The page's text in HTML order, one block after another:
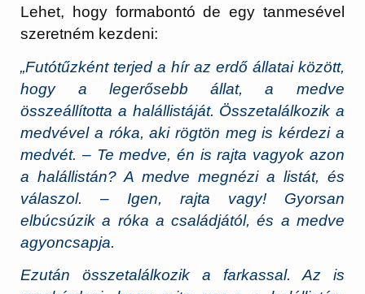
Lehet, hogy formabontó de egy tanmesével
szeretném kezdeni:
„Futótűzként terjed a hír az erdő állatai között,
hogy a legerősebb állat, a medve
összeállította a halállistáját. Összetalálkozik a
medvével a róka, aki rögtön meg is kérdezi a
medvét. – Te medve, én is rajta vagyok azon
a halállistán? A medve megnézi a listát, és
válaszol. – Igen, rajta vagy! Gyorsan
elbúcsúzik a róka a családjától, és a medve
agyoncsapja.
Ezután összetalálkozik a farkassal. Az is